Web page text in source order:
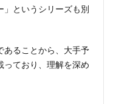
」というシリーズも別
あることから、大手予
っており、理解を深め